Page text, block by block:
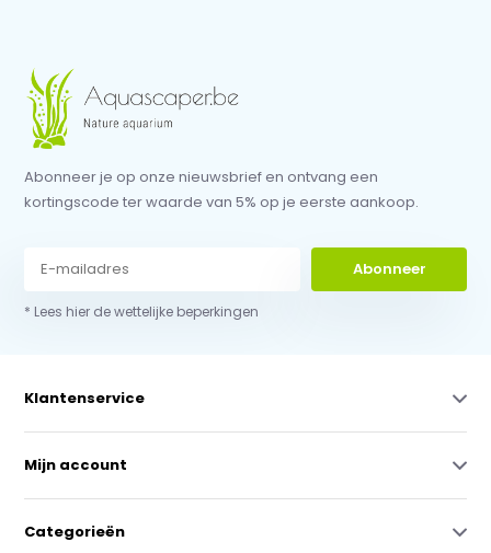
Abonneer je op onze nieuwsbrief en ontvang een
kortingscode ter waarde van 5% op je eerste aankoop.
Abonneer
* Lees hier de wettelijke beperkingen
Klantenservice
Mijn account
Categorieën